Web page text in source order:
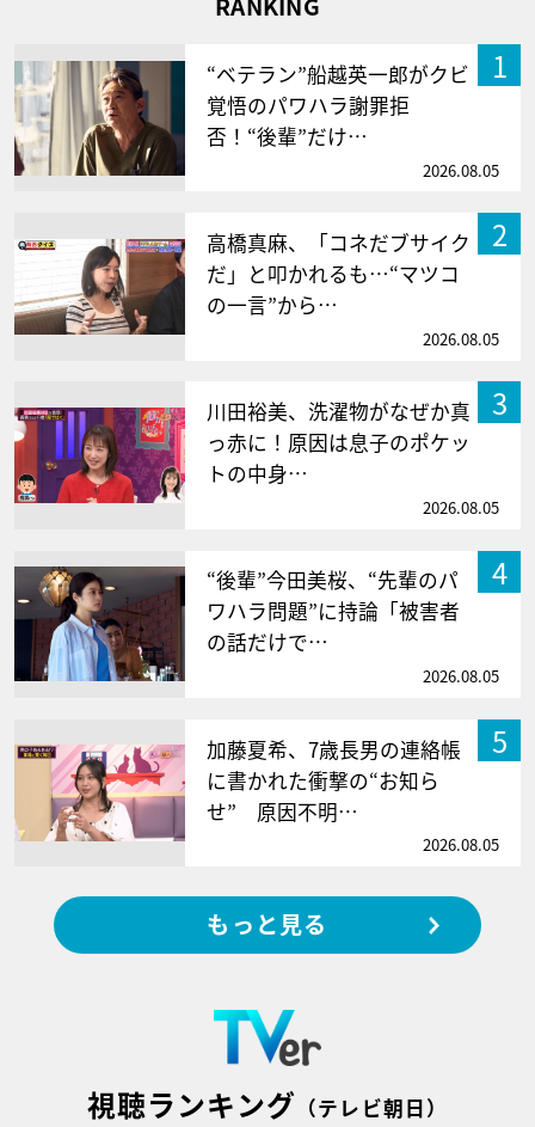
1
“ベテラン”船越英一郎がクビ
覚悟のパワハラ謝罪拒
否！“後輩”だけ…
2026.08.05
2
高橋真麻、「コネだブサイク
だ」と叩かれるも…“マツコ
の一言”から…
2026.08.05
3
川田裕美、洗濯物がなぜか真
っ赤に！原因は息子のポケッ
トの中身…
2026.08.05
4
“後輩”今田美桜、“先輩のパ
ワハラ問題”に持論「被害者
の話だけで…
2026.08.05
5
加藤夏希、7歳長男の連絡帳
に書かれた衝撃の“お知ら
せ” 原因不明…
2026.08.05
もっと見る
視聴ランキング （テレビ朝日）